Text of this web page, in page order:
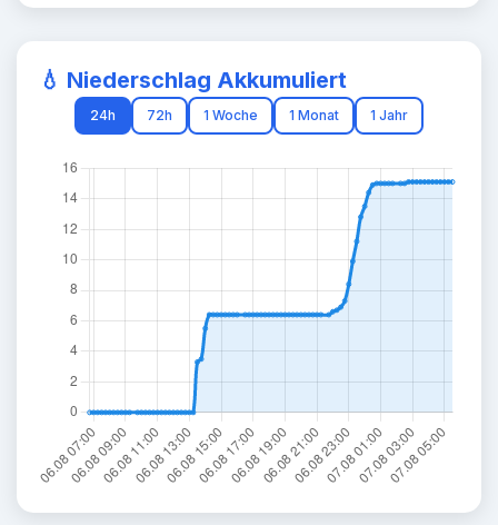
💧 Niederschlag Akkumuliert
24h 72h 1 Woche 1 Monat 1 Jahr